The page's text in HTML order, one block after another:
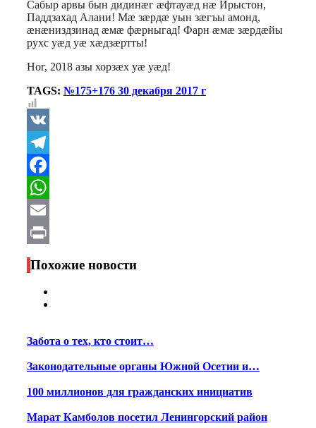
Сабыр арвы бын дидинæг æфтауæд нæ Ирыстон,
Паддзахад Алани! Мæ зæрдæ уын зæгъы амонд,
æнæниздзинад æмæ фæрныгад! Фарн æмæ зæрдæйы
рухс уæд уæ хæдзæртты!
Ног, 2018 азы хорзæх уæ уæд!
TAGS: №175+176 30 декабря 2017 г
VK
Telegram
Facebook
WhatsApp
Email
Print
Похожие новости
Забота о тех, кто стоит…
Законодательные органы Южной Осетии и…
100 миллионов для гражданских инициатив
Марат Камболов посетил Ленингорский район